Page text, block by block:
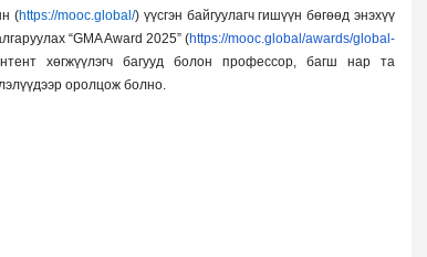
(https://mooc.global/) үүсгэн байгуулагч гишүүн бөгөөд энэхүү
“GMA Award 2025” (https://mooc.global/awards/global-
хөгжүүлэгч багууд болон профессор, багш нар та
оролцож болно.